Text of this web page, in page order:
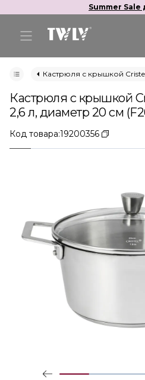
Summer Sale
Кастрюля с крышкой Cristel 1826,
Кастрюля с крышкой
2,6 л, диаметр 20 см
Код товара:19200356